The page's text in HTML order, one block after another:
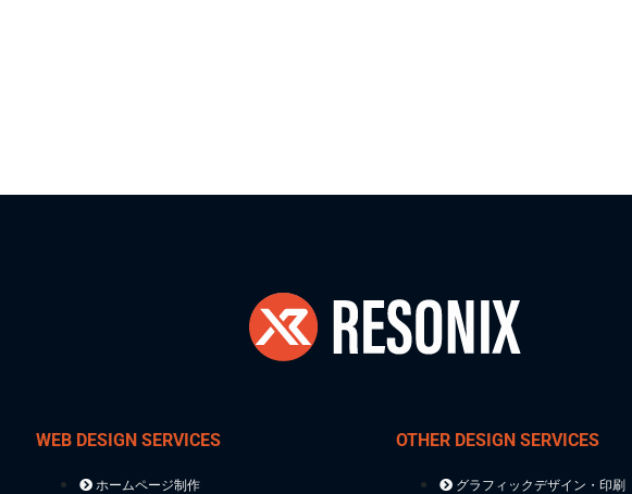
WEB DESIGN SERVICES
ホームページ制作
OTHER DESIGN SERVICES
グラフィックデザイン・印刷